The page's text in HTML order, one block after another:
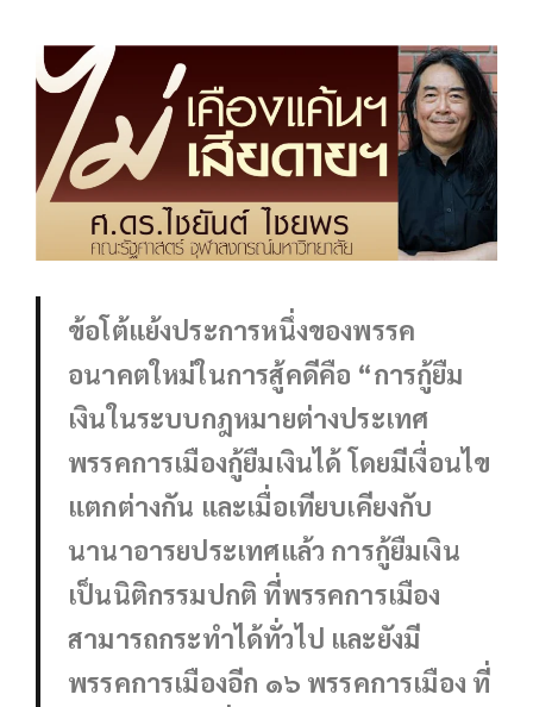
ข้อโต้แย้งประการหนึ่งของพรรค
อนาคตใหม่ในการสู้คดีคือ “การกู้ยืม
เงินในระบบกฎหมายต่างประเทศ
พรรคการเมืองกู้ยืมเงินได้ โดยมีเงื่อนไข
แตกต่างกัน และเมื่อเทียบเคียงกับ
นานาอารยประเทศแล้ว การกู้ยืมเงิน
เป็นนิติกรรมปกติ ที่พรรคการเมือง
สามารถกระทำได้ทั่วไป และยังมี
พรรคการเมืองอีก ๑๖ พรรคการเมือง ที่